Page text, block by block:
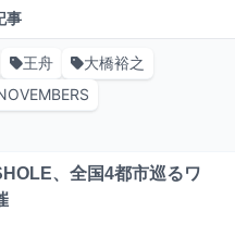
事
王舟
大橋裕之
、全国4都市巡るワ